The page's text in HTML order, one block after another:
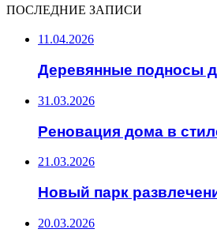
ПОСЛЕДНИЕ ЗАПИСИ
11.04.2026
Деревянные подносы
31.03.2026
Реновация дома в
21.03.2026
Новый парк
20.03.2026